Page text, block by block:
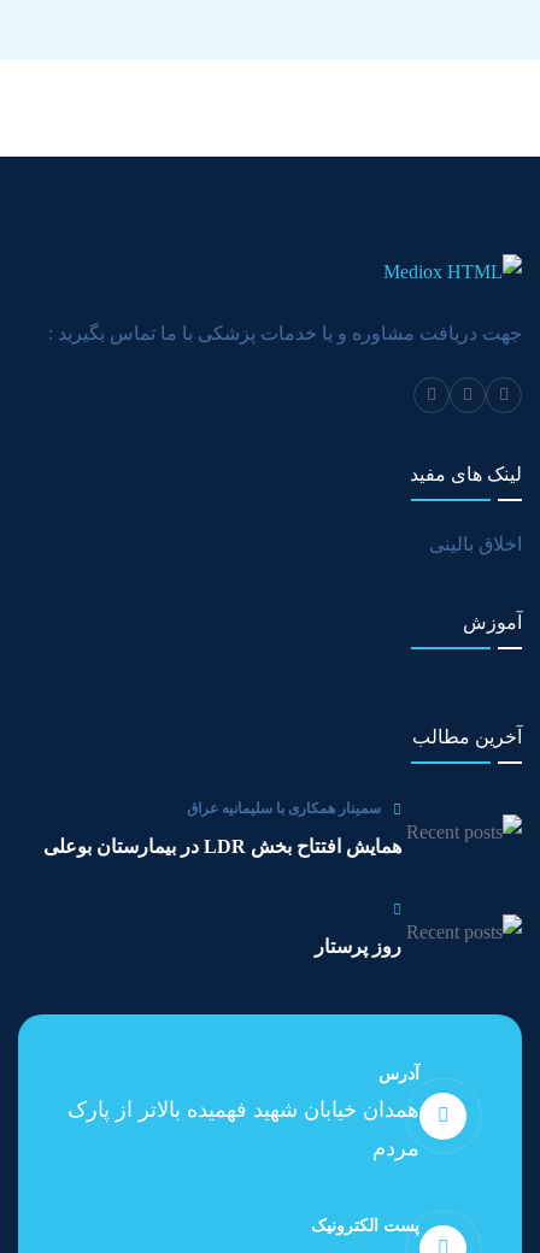
جهت دریافت مشاوره و یا خدمات پزشکی با ما تماس بگیرید :
لینک های مفید
اخلاق بالینی
آموزش
آخرین مطالب
سمینار همکاری با سلیمانیه عراق
همایش افتتاح بخش LDR در بیمارستان بوعلی
روز پرستار
آدرس
همدان خیابان شهید فهمیده بالاتر از پارک
مردم
پست الکترونیک